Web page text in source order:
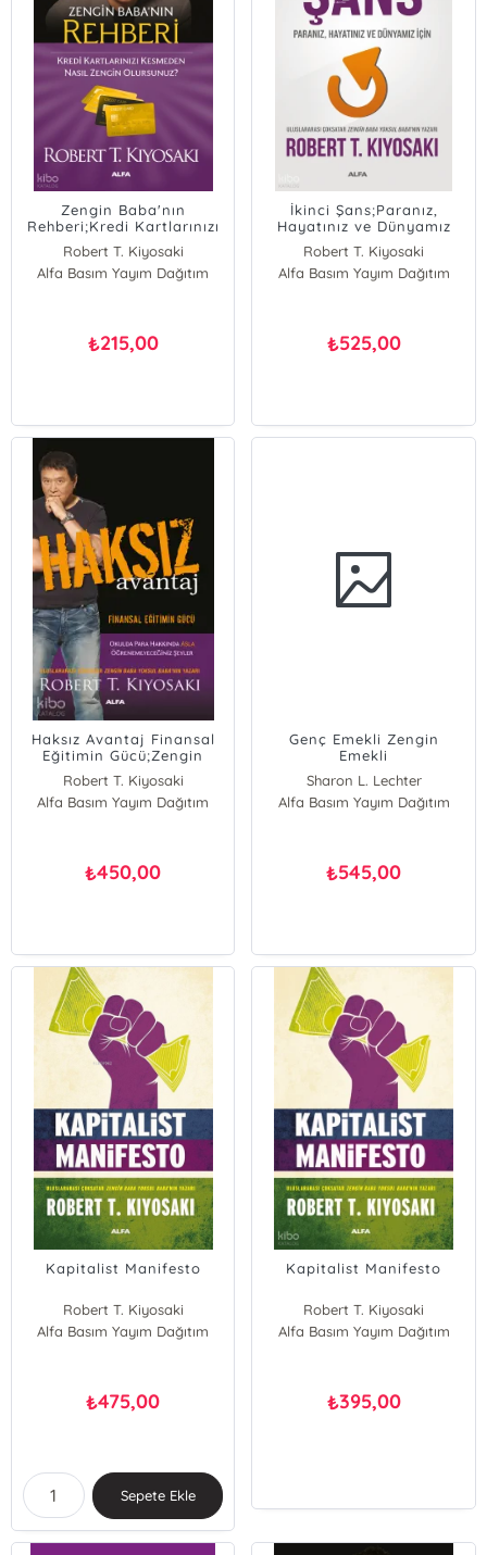
Zengin Baba'nın
Rehberi;Kredi Kartlarınızı
Kesmeden Nasıl Zengin
Olursunuz?
Robert T. Kiyosaki
Alfa Basım Yayım Dağıtım
₺215,00
İkinci Şans;Paranız,
Hayatınız ve Dünyamız
Robert T. Kiyosaki
Alfa Basım Yayım Dağıtım
₺525,00
Haksız Avantaj Finansal
Eğitimin Gücü;Zengin
Baba Yoksul Baba'nın
Yazarı
Robert T. Kiyosaki
Alfa Basım Yayım Dağıtım
₺450,00
Genç Emekli Zengin
Emekli
Sharon L. Lechter
Robert T. Kiyosaki
Alfa Basım Yayım Dağıtım
₺545,00
Kapitalist Manifesto
Robert T. Kiyosaki
Alfa Basım Yayım Dağıtım
₺475,00
Sepete Ekle
Kapitalist Manifesto
Robert T. Kiyosaki
Alfa Basım Yayım Dağıtım
₺395,00